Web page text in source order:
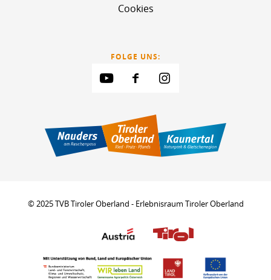
Cookies
FOLGE UNS:
© 2025 TVB Tiroler Oberland - Erlebnisraum Tiroler Oberland